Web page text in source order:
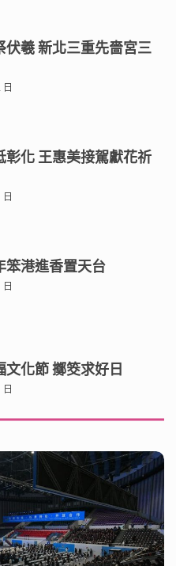
伏羲 新北三重先嗇宮三
彰化 王惠美接駕獻花祈
笨港進香置天台
文化節 擲筊求好日